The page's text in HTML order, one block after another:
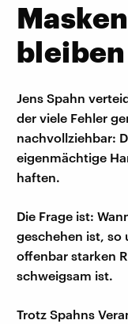
Jens Spahn
der viele Fehler
nachvollziehbar:
eigenmächtige
haften.
Die Frage ist:
geschehen ist, so
offenbar starken
schweigsam ist.
Trotz Spahns